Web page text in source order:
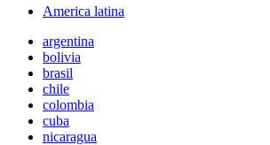
America latina
argentina
bolivia
brasil
chile
colombia
cuba
nicaragua